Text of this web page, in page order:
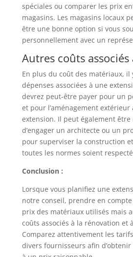
spéciales ou comparer les prix
magasins. Les magasins locaux
être une bonne option si vous
personnellement avec un
Autres coûts associés
En plus du coût des matériaux, il
dépenses associées à une
devrez peut-être payer pour un
et pour l’aménagement
extension. Il peut également être
d’engager un architecte ou un
pour superviser la construction
toutes les normes soient
Conclusion :
Lorsque vous planifiez une
notre conseil, prendre en
prix des matériaux utilisés mais
coûts associés à la rénovation et
Comparez attentivement les
divers fournisseurs afin